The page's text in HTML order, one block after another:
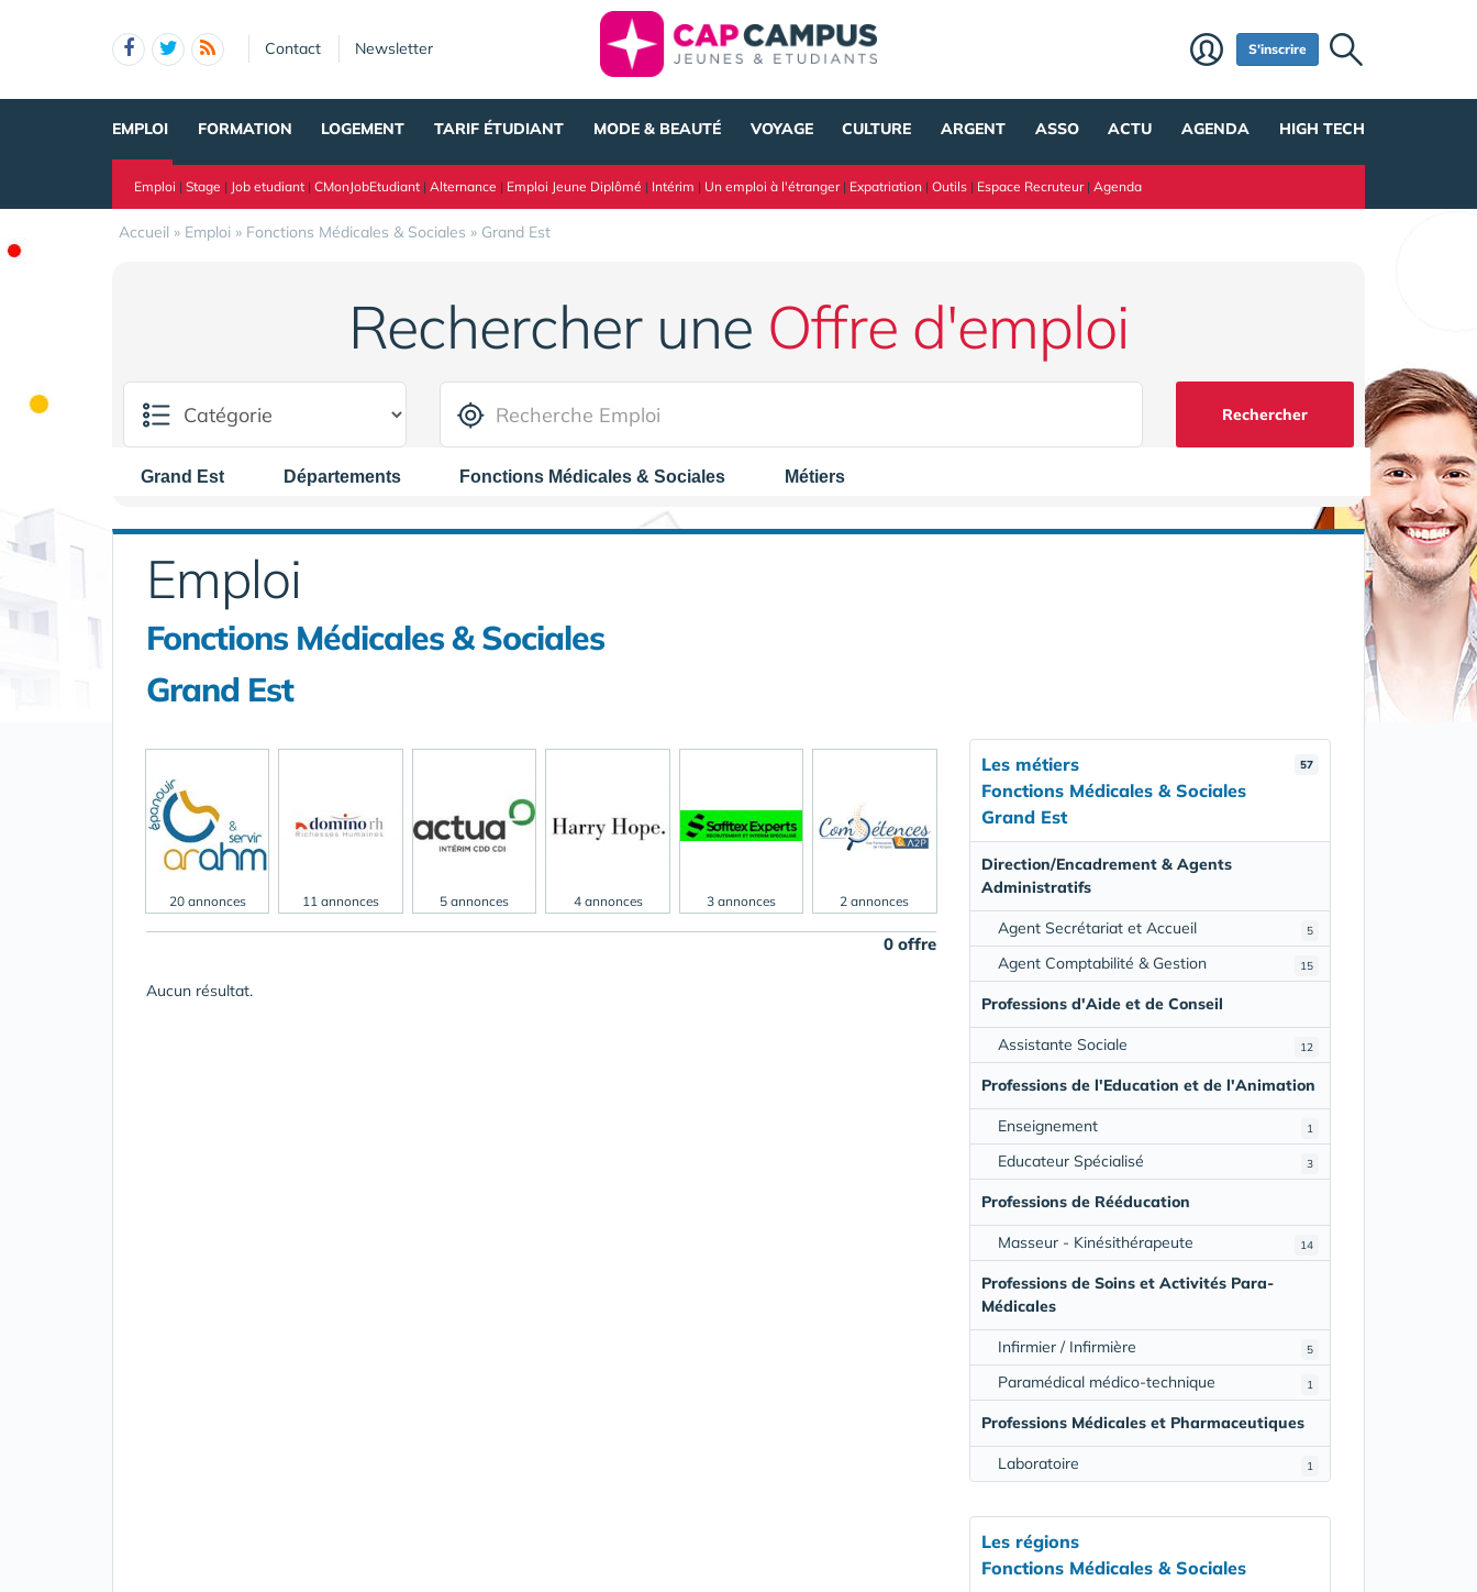
Contact Newsletter S'inscrire
EMPLOI FORMATION LOGEMENT TARIF ÉTUDIANT MODE & BEAUTÉ VOYAGE CULTURE ARGENT ASSO ACTU AGENDA HIGH TECH
Emploi | Stage | Job etudiant | CMonJobEtudiant | Alternance | Emploi Jeune Diplômé | Intérim | Un emploi à l'étranger| Expatriation | Outils | Espace Recruteur| Agenda
Accueil » Emploi » Fonctions Médicales & Sociales » Grand Est
Rechercher une Offre d'emploi
Rechercher
Grand Est Départements Fonctions Médicales & Sociales Métiers
Emploi
Fonctions Médicales & Sociales
Grand Est
20 annonces 11 annonces 5 annonces 4 annonces 3 annonces 2 annonces
0 offre
Aucun résultat.
57
Les métiers
Fonctions Médicales & Sociales
Grand Est
Direction/Encadrement & Agents
Administratifs
5
Agent Secrétariat et Accueil
15
Agent Comptabilité & Gestion
Professions d'Aide et de Conseil
12
Assistante Sociale
Professions de l'Education et de l'Animation
1
Enseignement
3
Educateur Spécialisé
Professions de Rééducation
14
Masseur - Kinésithérapeute
Professions de Soins et Activités Para-
Médicales
5
Infirmier / Infirmière
1
Paramédical médico-technique
Professions Médicales et Pharmaceutiques
1
Laboratoire
Les régions
Fonctions Médicales & Sociales